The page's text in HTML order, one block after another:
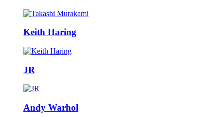
Keith Haring
JR
Andy Warhol